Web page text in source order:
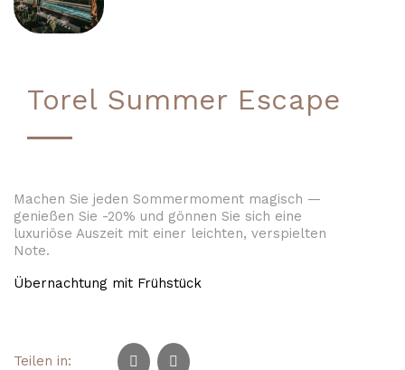
Torel Summer Escape
Machen Sie jeden Sommermoment magisch —
genießen Sie -20% und gönnen Sie sich eine
luxuriöse Auszeit mit einer leichten, verspielten
Note.
Übernachtung mit Frühstück
Teilen in: